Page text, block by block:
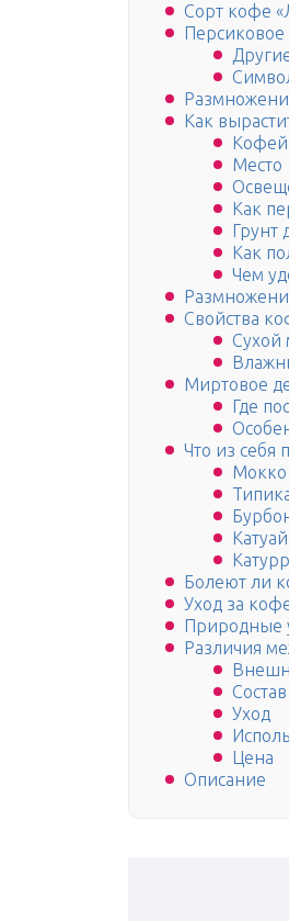
Сорт кофе
Как
Место
Как
Грунт
Как
Чем
Свойства
Сухой
Миртовое
Где
Что из себя
Мокко
Болеют ли
Уход за
Природные
Различия
Состав
Уход
Цена
Описание